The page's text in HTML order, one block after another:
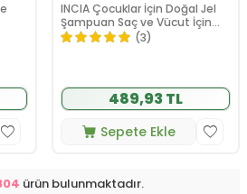
INCIA Çocuklar İçin Doğal Jel
Şampuan Saç ve Vücut İçin
350 ml
(3)
489,93 TL
Sepete Ekle
ürün bulunmaktadır.